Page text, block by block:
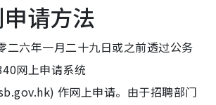
请方法
二六年一月二十九日或之前透过公务
网上申请系统
作网上申请。由于招聘部门